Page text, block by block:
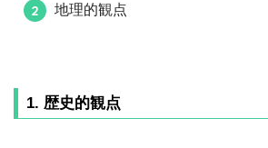
地理的観点
1. 歴史的観点